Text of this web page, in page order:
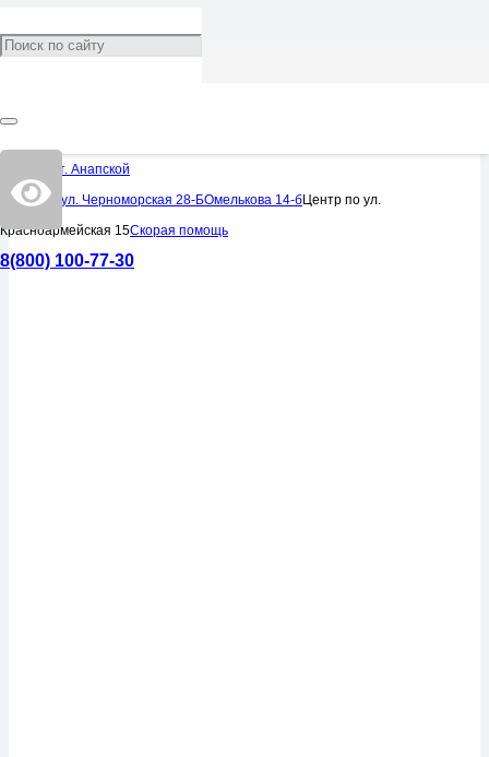
Центр в ст. Анапской
Центр по ул. Черноморская 28-БОмелькова 14-бЦентр по ул.
Красноармейская 15Скорая помощь
8(800) 100-77-30
Томография позвоночника
УСЛУГИ
УСЛУГИ
УСЛУГИ